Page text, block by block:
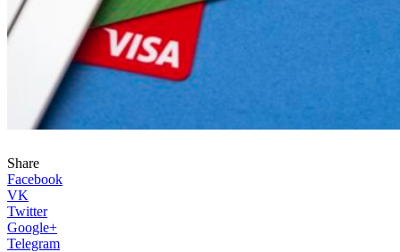
Share
Facebook
VK
Twitter
Google+
Telegram